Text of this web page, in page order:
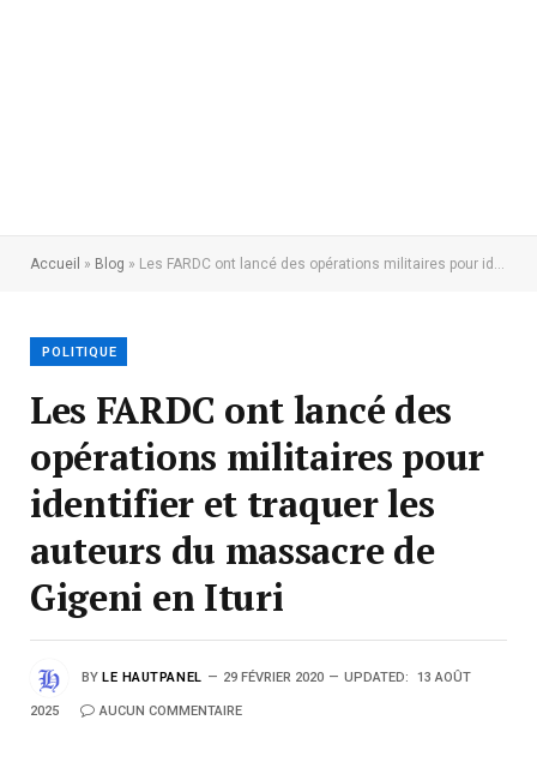
Accueil » Blog » Les FARDC ont lancé des opérations militaires pour identifier et traquer les auteurs du massacre de Gigeni en Ituri
POLITIQUE
Les FARDC ont lancé des
opérations militaires pour
identifier et traquer les
auteurs du massacre de
Gigeni en Ituri
BY LE HAUTPANEL 29 FÉVRIER 2020 UPDATED: 13 AOÛT
2025 AUCUN COMMENTAIRE